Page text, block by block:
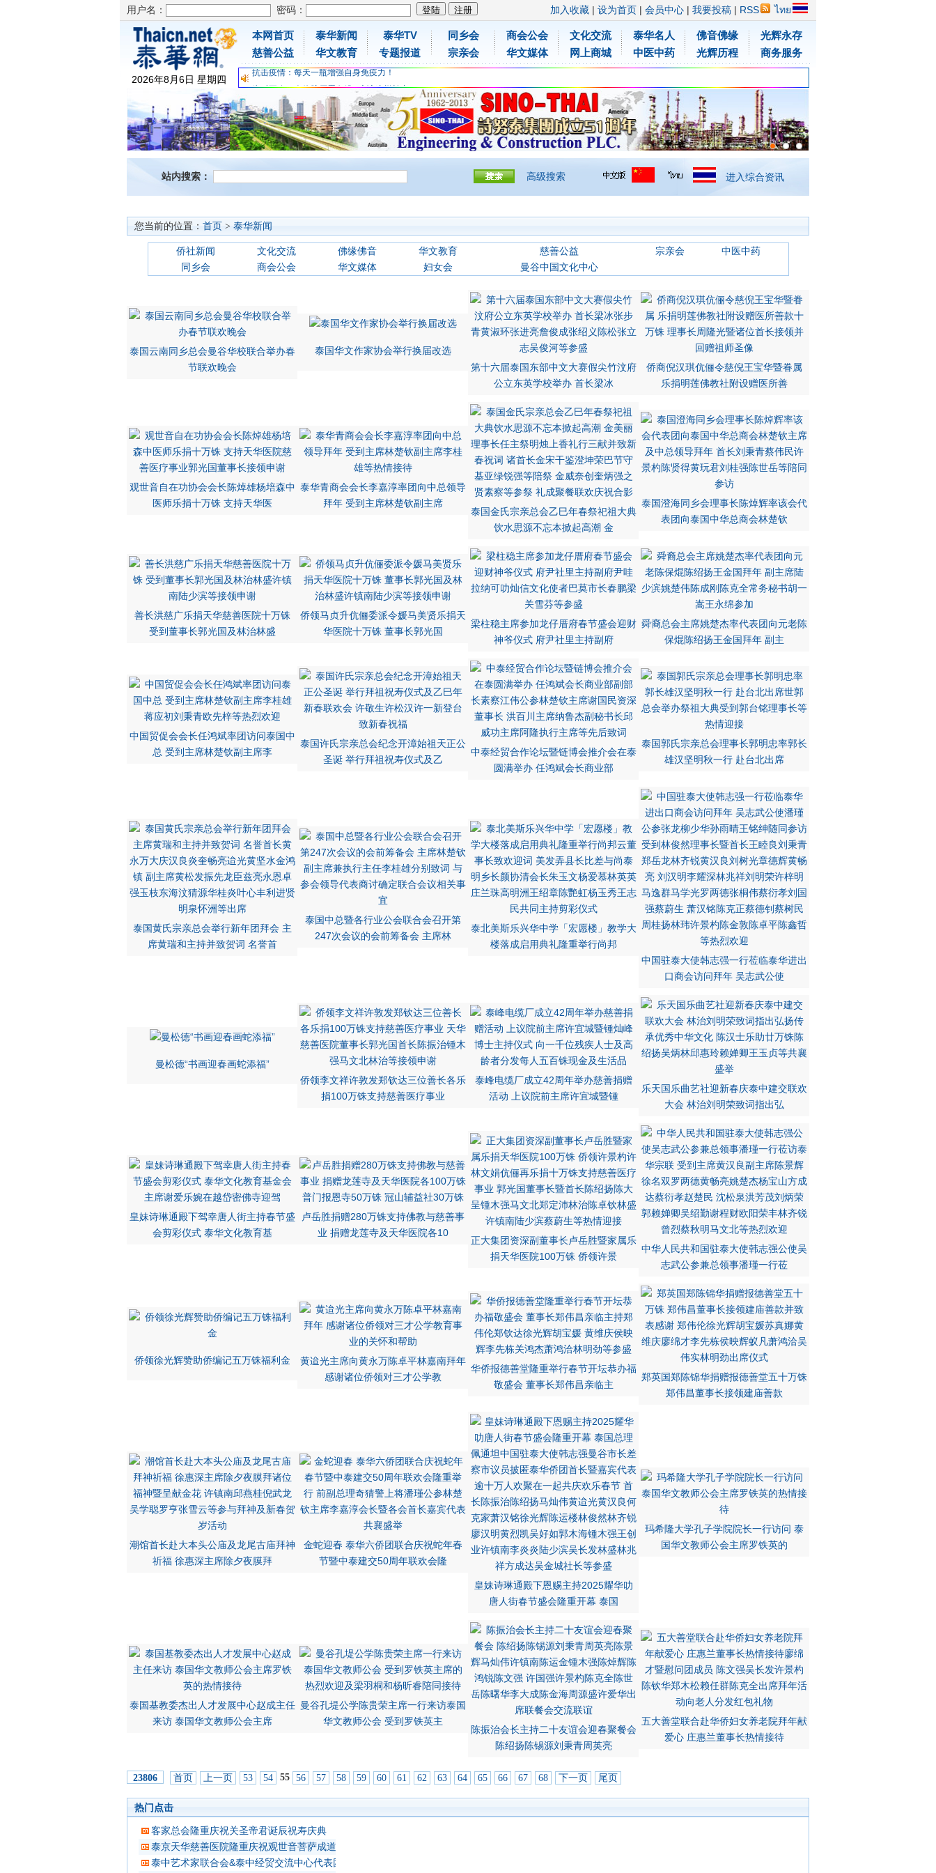
用户名： 密码： 加入收藏 | 设为首页 | 会员中心 | 我要投稿 | RSS ไทย
2026年8月6日 星期四
本网首页
慈善公益
泰华新闻
华文教育
泰华TV
专题报道
同乡会
宗亲会
商会公会
华文媒体
文化交流
网上商城
泰华名人
中医中药
佛音佛缘
光辉历程
光辉永存
商务服务
为时不晚，人体胶原蛋白维C应该这样补充
关爱儿童健康，免费领取日本原装尤妮佳超立体儿童防飞沫口罩
抗击疫情：每天一瓶增强自身免疫力！
为时不晚，人体胶原蛋白维C应该这样补充
关爱儿童健康，免费领取日本原装尤妮佳超立体儿童防飞沫口罩
抗击疫情：每天一瓶增强自身免疫力！
站内搜索： 高级搜索 进入综合资讯
您当前的位置： 首页 > 泰华新闻
侨社新闻 文化交流 佛缘佛音 华文教育 慈善公益 宗亲会
中医中药
同乡会
商会公会 华文媒体 妇女会 曼谷中国文化中心
泰国云南同乡总会曼谷华校联合举办春
节联欢晚会
泰国华文作家协会举行换届改选
第十六届泰国东部中文大赛假尖竹汶府
公立东英学校举办 首长梁冰
侨商倪汉琪伉俪令慈倪王宝华暨眷属
乐捐明莲佛教社附设赠医所善
观世音自在功协会会长陈焯雄杨培森中
医师乐捐十万铢 支持天华医
泰华青商会会长李嘉淳率团向中总领导
拜年 受到主席林楚钦副主席
泰国金氏宗亲总会乙巳年春祭祀祖大典
饮水思源不忘本掀起高潮 金
泰国澄海同乡会理事长陈焯辉率该会代
表团向泰国中华总商会林楚钦
善长洪慈广乐捐天华慈善医院十万铢
受到董事长郭光国及林治林盛
侨领马贞升伉俪委派令媛马美贤乐捐天
华医院十万铢 董事长郭光国
梁柱稳主席参加龙仔厝府春节盛会迎财
神爷仪式 府尹社里主持副府
舜裔总会主席姚楚杰率代表团向元老陈
保焜陈绍扬王金国拜年 副主
中国贸促会会长任鸿斌率团访问泰国中
总 受到主席林楚钦副主席李
泰国许氏宗亲总会纪念开漳始祖天正公
圣诞 举行拜祖祝寿仪式及乙
中泰经贸合作论坛暨链博会推介会在泰
圆满举办 任鸿斌会长商业部
泰国郭氏宗亲总会理事长郭明忠率郭长
雄汉坚明秋一行 赴台北出席
泰国黄氏宗亲总会举行新年团拜会 主
席黄瑞和主持并致贺词 名誉首
泰国中总暨各行业公会联合会召开第
247次会议的会前筹备会 主席林
泰北美斯乐兴华中学「宏愿楼」教学大
楼落成启用典礼隆重举行尚邦
中国驻泰大使韩志强一行莅临泰华进出
口商会访问拜年 吴志武公使
曼松德“书画迎春画蛇添福”
侨领李文祥许敦发郑钦达三位善长各乐
捐100万铢支持慈善医疗事业
泰峰电缆厂成立42周年举办慈善捐赠
活动 上议院前主席许宜城暨锺
乐天国乐曲艺社迎新春庆泰中建交联欢
大会 林治刘明荣致词指出弘
皇妹诗琳通殿下驾幸唐人街主持春节盛
会剪彩仪式 泰华文化教育基
卢岳胜捐赠280万铢支持佛教与慈善事
业 捐赠龙莲寺及天华医院各10
正大集团资深副董事长卢岳胜暨家属乐
捐天华医院100万铢 侨领许景
中华人民共和国驻泰大使韩志强公使吴
志武公参兼总领事潘瑾一行莅
侨领徐光辉赞助侨编记五万铢福利金
黄迨光主席向黄永万陈卓平林嘉南拜年
感谢诸位侨领对三才公学教
华侨报德善堂隆重举行春节开坛恭办福
敬盛会 董事长郑伟昌亲临主
郑英国郑陈锦华捐赠报德善堂五十万铢
郑伟昌董事长接领建庙善款
潮馆首长赴大本头公庙及龙尾古庙拜神
祈福 徐惠深主席除夕夜膜拜
金蛇迎春 泰华六侨团联合庆祝蛇年春
节暨中泰建交50周年联欢会隆
皇妹诗琳通殿下恩赐主持2025耀华叻
唐人街春节盛会隆重开幕 泰国
玛希隆大学孔子学院院长一行访问 泰
国华文教师公会主席罗铁英的
泰国基教委杰出人才发展中心赵成主任
来访 泰国华文教师公会主席
曼谷孔堤公学陈贵荣主席一行来访泰国
华文教师公会 受到罗铁英主
陈振治会长主持二十友谊会迎春聚餐会
陈绍扬陈锡源刘秉青周英亮
五大善堂联合赴华侨妇女养老院拜年献
爱心 庄惠兰董事长热情接待
23806 首页 上一页 53 54 55 56 57 58 59 60 61 62 63 64 65 66 67 68 下一页 尾页
热门点击
客家总会隆重庆祝关圣帝君诞辰祝寿庆典
泰京天华慈善医院隆重庆祝观世音菩萨成道吉日延僧诵经祈福
泰中艺术家联合会&泰中经贸交流中心代表团 蔡义批会长率领抵达上海崇明岛考察访问